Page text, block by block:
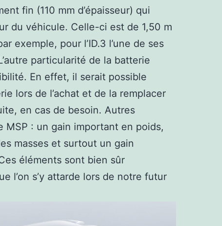
fin (110 mm d’épaisseur) qui
du véhicule. Celle-ci est de 1,50 m
exemple, pour l’ID.3 l’une de ses
particularité de la batterie
En effet, il serait possible
lors de l’achat et de la remplacer
en cas de besoin. Autres
MSP : un gain important en poids,
masses et surtout un gain
éléments sont bien sûr
l’on s’y attarde lors de notre futur